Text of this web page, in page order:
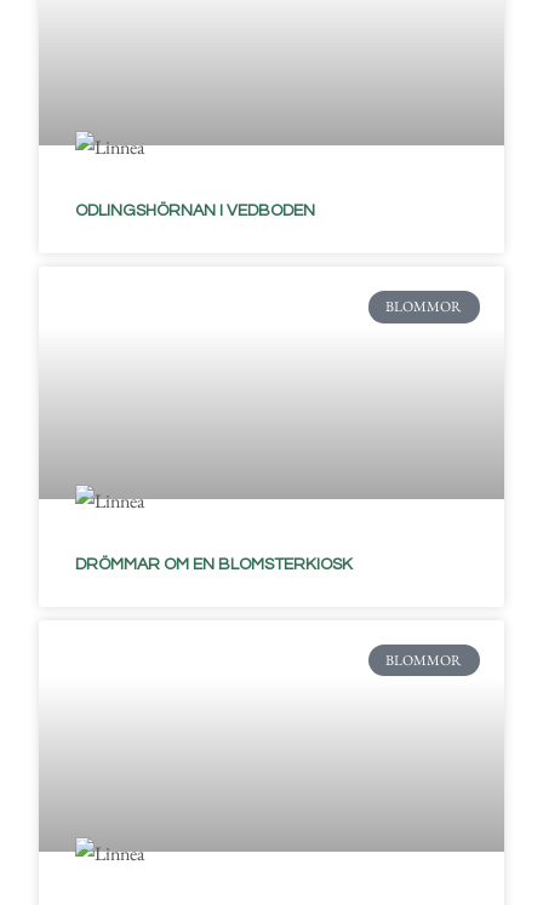
ODLINGSHÖRNAN I VEDBODEN
BLOMMOR
DRÖMMAR OM EN BLOMSTERKIOSK
BLOMMOR